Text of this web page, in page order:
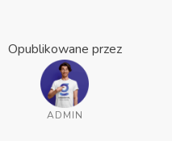
Opublikowane przez
ADMIN